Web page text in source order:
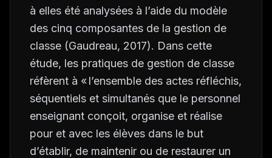
à elles été analysées à l’aide du modèle
des cinq composantes de la gestion de
classe (Gaudreau, 2017). Dans cette
étude, les pratiques de gestion de classe
réfèrent à « l’ensemble des actes réfléchis,
séquentiels et simultanés que le personnel
enseignant conçoit, organise et réalise
pour et avec les élèves dans le but
d’établir, de maintenir ou de restaurer un